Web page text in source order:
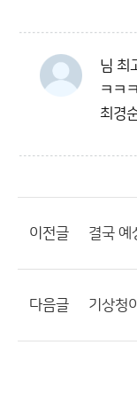
님 최
ㅋㅋ
최경
이전글
다음글